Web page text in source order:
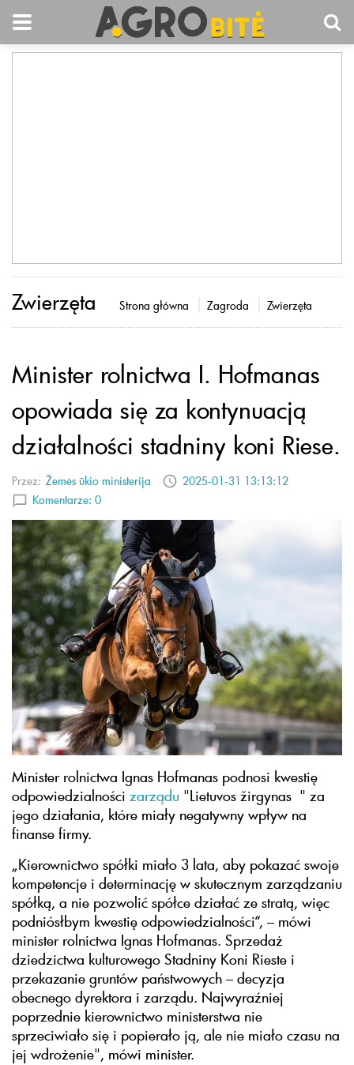
Zwierzęta Strona główna Zagroda Zwierzęta
Minister rolnictwa I. Hofmanas
opowiada się za kontynuacją
działalności stadniny koni Riese.
Przez: Žemės ūkio ministerija
2025-01-31 13:13:12
Komentarze: 0
Minister rolnictwa Ignas Hofmanas podnosi kwestię
odpowiedzialności zarządu "Lietuvos žirgynas " za
jego działania, które miały negatywny wpływ na
finanse firmy.
„Kierownictwo spółki miało 3 lata, aby pokazać swoje
kompetencje i determinację w skutecznym zarządzaniu
spółką, a nie pozwolić spółce działać ze stratą, więc
podniósłbym kwestię odpowiedzialności“, – mówi
minister rolnictwa Ignas Hofmanas. Sprzedaż
dziedzictwa kulturowego Stadniny Koni Rieste i
przekazanie gruntów państwowych – decyzja
obecnego dyrektora i zarządu. Najwyraźniej
poprzednie kierownictwo ministerstwa nie
sprzeciwiało się i popierało ją, ale nie miało czasu na
jej wdrożenie", mówi minister.